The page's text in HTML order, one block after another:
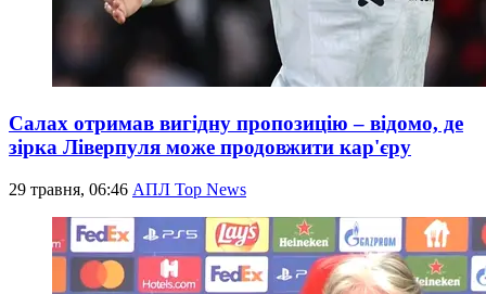
Салах отримав вигідну пропозицію – відомо, де
зірка Ліверпуля може продовжити кар'єру
29 травня, 06:46 АПЛ Top News